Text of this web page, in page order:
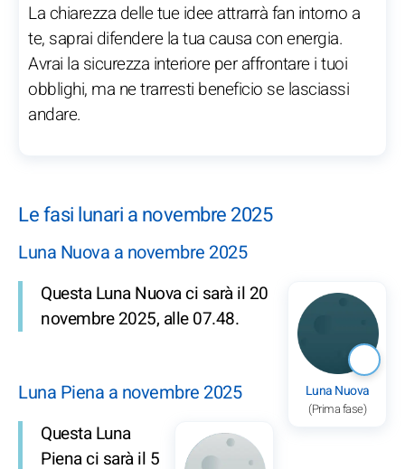
La chiarezza delle tue idee attrarrà fan intorno a
te, saprai difendere la tua causa con energia.
Avrai la sicurezza interiore per affrontare i tuoi
obblighi, ma ne trarresti beneficio se lasciassi
andare.
Le fasi lunari a novembre 2025
Luna Nuova a novembre 2025
Luna Nuova
(Prima fase)
Questa Luna Nuova ci sarà il 20
novembre 2025, alle 07.48.
Luna Piena a novembre 2025
Questa Luna
Piena ci sarà il 5